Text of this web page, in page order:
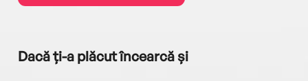
Dacă ți-a plăcut încearcă și